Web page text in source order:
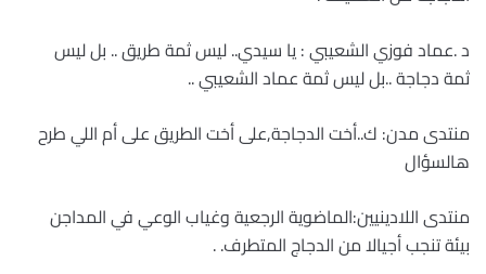
د .عماد فوزي الشعيبي : يا سيدي.. ليس ثمة طريق .. بل ليس
ثمة دجاجة ..بل ليس ثمة عماد الشعيبي ..
منتدى مدن: ك..أخت الدجاجة,على أخت الطريق على أم اللي طرح
هالسؤال
منتدى اللادينيين:الماضوية الرجعية وغياب الوعي في المداجن
بيئة تنجب أجيالا من الدجاج المتطرف..